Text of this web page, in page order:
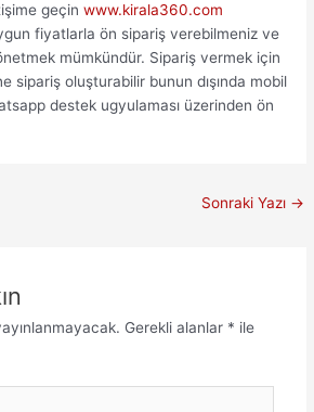
geçinwww.kirala360.com
fiyatlarla ön sipariş verebilmeniz ve
mümkündür. Sipariş vermek için
sipariş oluşturabilir bunun dışında mobil
destek ugyulaması üzerinden ön
Sonraki Yazı →
Gerekli alanlar * ile